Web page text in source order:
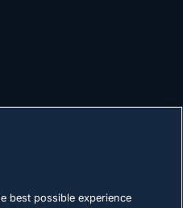
best possible experience